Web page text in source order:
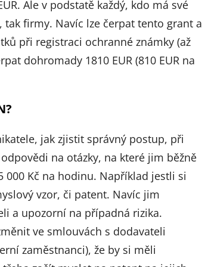
Ale v podstatě každý, kdo má své
tak firmy. Navíc lze čerpat tento grant a
při registraci ochranné známky (až
dohromady 1810 EUR (810 EUR na
jak zjistit správný postup, při
na otázky, na které jim běžně
Kč na hodinu. Například jestli si
vzor, či patent. Navíc jim
a upozorní na případná rizika.
ve smlouvách s dodavateli
zaměstnanci), že by si měli